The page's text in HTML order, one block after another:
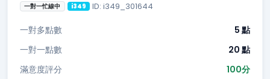
一對一忙線中 i349 ID: i349_301644
一對多點數
5 點
一對一點數
20 點
滿意度評分
100分